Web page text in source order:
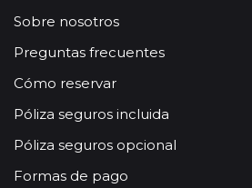
Sobre nosotros
Preguntas frecuentes
Cómo reservar
Póliza seguros incluida
Póliza seguros opcional
Formas de pago